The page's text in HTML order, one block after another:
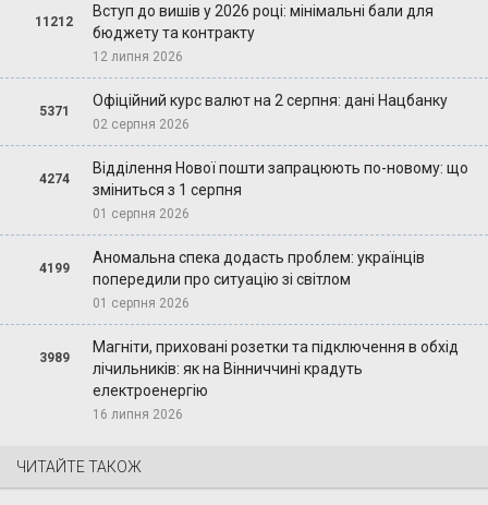
11212
Вступ до вишів у 2026 році: мінімальні бали для
бюджету та контракту
12 липня 2026
5371
Офіційний курс валют на 2 серпня: дані Нацбанку
02 серпня 2026
4274
Відділення Нової пошти запрацюють по-новому: що
зміниться з 1 серпня
01 серпня 2026
4199
Аномальна спека додасть проблем: українців
попередили про ситуацію зі світлом
01 серпня 2026
3989
Магніти, приховані розетки та підключення в обхід
лічильників: як на Вінниччині крадуть
електроенергію
16 липня 2026
ЧИТАЙТЕ ТАКОЖ